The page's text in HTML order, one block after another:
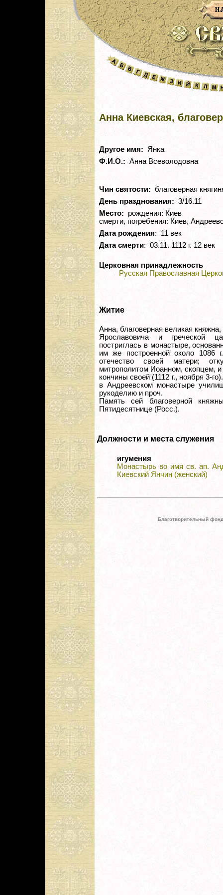
Анна Киевская,
Другое имя: Янка
Ф.И.О.: Анна Всеволодовна
Чин святости: благоверная
День празднования: 3/16.11
Место: рождения: Киев
смерти, погребения: Киев,
Дата рождения: 11 век
Дата смерти: 03.11. 1112 г. 12 век
Церковная принадлежность
Русская Православная
Житие
Анна, благоверная великая
Ярославовича и греческой
постриглась в монастыре,
им же построенной около 1086
отечество своей матери;
митрополитом Иоанном, скопцем,
кончины своей (1112 г., ноября 3-
в Андреевском монастыре
рукоделию и проч.
Память сей благоверной
Пятидесятнице (Росс.).
Должности и места служения
игумения
Монастырь во имя св. ап.
Киевский Янчин (женский)
Благотворительный